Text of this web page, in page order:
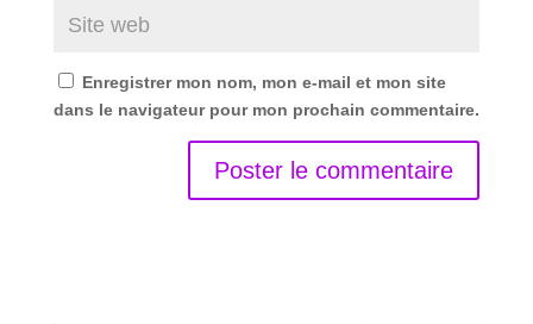
Enregistrer mon nom, mon e-mail et mon site
dans le navigateur pour mon prochain commentaire.